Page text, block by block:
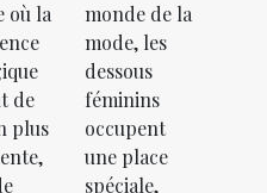
où la
de
plus
monde de la
mode, les
dessous
féminins
occupent
une place
spéciale,